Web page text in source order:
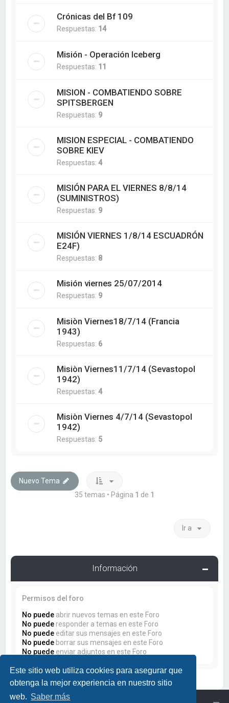
Este sitio web utiliza cookies para asegurar que
obtenga la mejor experiencia en nuestro sitio
web. Saber más
Crónicas del Bf 109
Respuestas: 14
Misión - Operación Iceberg
Respuestas: 11
MISION - COMBATIENDO SOBRE
SPITSBERGEN
Respuestas: 9
MISION ESPECIAL - COMBATIENDO
SOBRE KIEV
Respuestas:4
MISIÓN PARA EL VIERNES 8/8/14
(SUMINISTROS)
Respuestas: 9
MISIÓN VIERNES 1/8/14 ESCUADRÓN
E24F)
Respuestas: 8
Misión viernes 25/07/2014
Respuestas: 9
Misiòn Viernes18/7/14 (Francia
1943)
Respuestas: 6
Misiòn Viernes11/7/14 (Sevastopol
1942)
Respuestas:4
Misiòn Viernes 4/7/14 (Sevastopol
1942)
Respuestas: 5
Nuevo Tema
35 temas • Página 1 de 1
Ir a
Información
Permisos del foro
No puede abrir nuevos temas en este Foro
No puede responder a temas en este Foro
No puede editar sus mensajes en este Foro
No puede borrar sus mensajes en este Foro
No puede enviar adjuntos en este Foro